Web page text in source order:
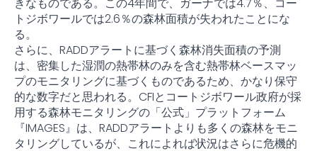
トジボワールでは2.6％の森林面積が失われたことにな
る。
さらに、RADDアラートに基づく森林消失面積の予測
は、密集した湿潤の熱帯林のみを含む熱帯林ベースマッ
プのモニタリングに基づくものであるため、かなり保守
的な数字だと思われる。CFIとコートジボワール政府が採
用する森林モニタリングの「公式」プラットフォーム
『IMAGES』は、RADDアラートよりも多くの森林をモニ
タリングしているが、これによれば状況はさらに危機的